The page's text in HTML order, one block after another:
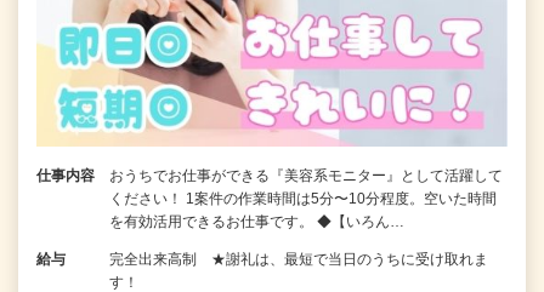
仕事内容
おうちでお仕事ができる『美容系モニター』として活躍して
ください！ 1案件の作業時間は5分〜10分程度。空いた時間
を有効活用できるお仕事です。 ◆【いろん…
給与
完全出来高制 ★謝礼は、最短で当日のうちに受け取れま
す！